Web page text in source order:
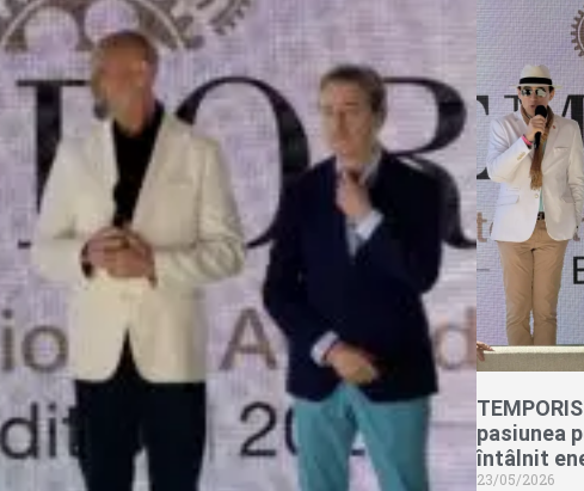
pasiunea
întâlnit
23/05/2026